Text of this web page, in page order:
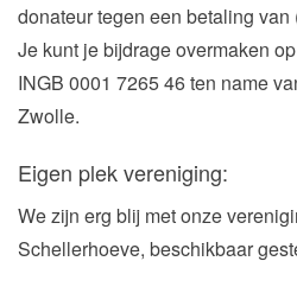
donateur tegen een betaling
Je kunt je bijdrage overmaken
INGB 0001 7265 46 ten name
Zwolle.
Eigen plek vereniging:
We zijn erg blij met onze
Schellerhoeve, beschikbaar